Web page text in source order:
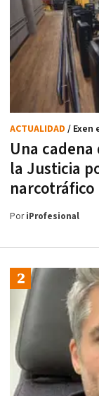
Una
la Justicia
narcotráfico
ACTUALIDAD / Exen
PoriProfesional